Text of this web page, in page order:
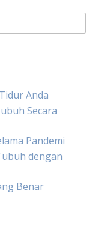
Anda
Secara
Pandemi
dengan
Benar